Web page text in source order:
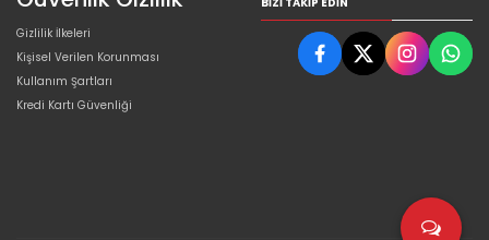
Gizlilik İlkeleri
Kişisel Verilen Korunması
Kullanım Şartları
Kredi Kartı Güvenliği